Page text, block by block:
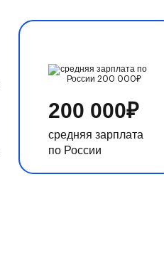
200 000₽
средняя зарплата
по России